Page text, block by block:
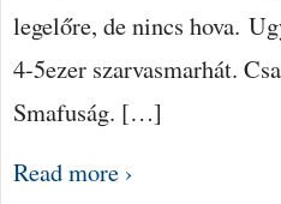
legelőre, de nincs hova.
4-5ezer szarvasmarhát.
Smafuság. […]
Read more ›